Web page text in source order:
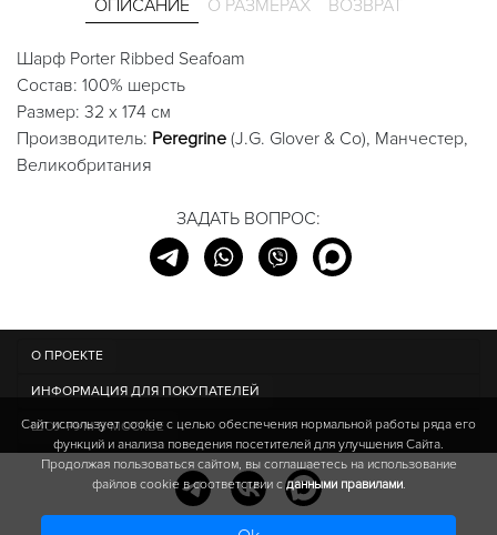
ОПИСАНИЕ О РАЗМЕРАХ ВОЗВРАТ
Шарф Porter Ribbed Seafoam
Состав: 100% шерсть
Размер: 32 x 174 см
Производитель: Peregrine (J.G. Glover & Co), Манчестер,
Великобритания
ЗАДАТЬ ВОПРОС:
О ПРОЕКТЕ
ИНФОРМАЦИЯ ДЛЯ ПОКУПАТЕЛЕЙ
ШОУ-РУМ В МОСКВЕ
Сайт использует cookie c целью обеспечения нормальной работы ряда его
функций и анализа поведения посетителей для улучшения Сайта.
Продолжая пользоваться сайтом, вы соглашаетесь на использование
файлов cookie в соответствии сданными правилами.